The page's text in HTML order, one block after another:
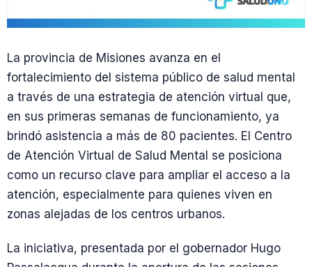
La provincia de Misiones avanza en el
fortalecimiento del sistema público de salud mental
a través de una estrategia de atención virtual que,
en sus primeras semanas de funcionamiento, ya
brindó asistencia a más de 80 pacientes. El Centro
de Atención Virtual de Salud Mental se posiciona
como un recurso clave para ampliar el acceso a la
atención, especialmente para quienes viven en
zonas alejadas de los centros urbanos.
La iniciativa, presentada por el gobernador Hugo